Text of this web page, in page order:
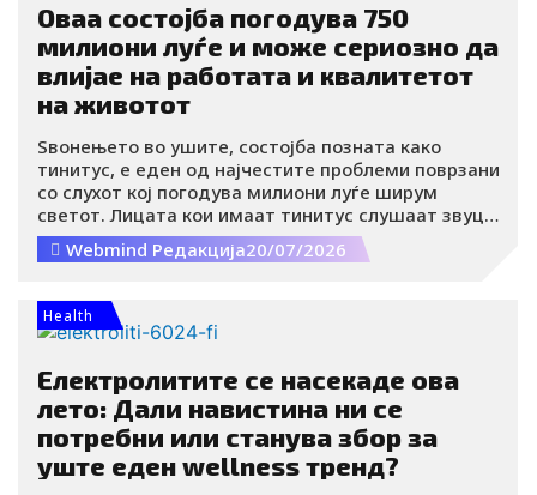
Оваа состојба погодува 750
милиони луѓе и може сериозно да
влијае на работата и квалитетот
на животот
Ѕвонењето во ушите, состојба позната како
тинитус, е еден од најчестите проблеми поврзани
со слухот кој погодува милиони луѓе ширум
светот. Лицата кои имаат тинитус слушаат звуци
како ѕвонење, зуење, шуштење, кликање или
бучење, иако во нивната околина не постои
Webmind Редакција20/07/2026
Health
Електролитите се насекаде ова
лето: Дали навистина ни се
потребни или станува збор за
уште еден wellness тренд?